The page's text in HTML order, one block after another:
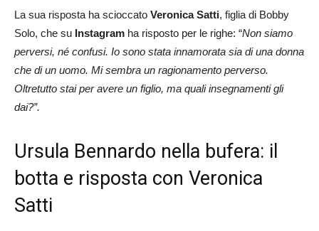
La sua risposta ha scioccato Veronica Satti, figlia di Bobby
Solo, che su Instagram ha risposto per le righe: “Non siamo
perversi, né confusi. Io sono stata innamorata sia di una donna
che di un uomo. Mi sembra un ragionamento perverso.
Oltretutto stai per avere un figlio, ma quali insegnamenti gli
dai?”.
Ursula Bennardo nella bufera: il
botta e risposta con Veronica
Satti